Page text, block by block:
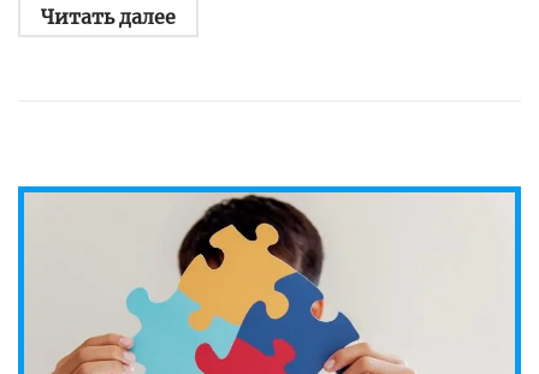
Читать далее